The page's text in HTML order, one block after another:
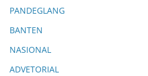
PANDEGLANG
BANTEN
NASIONAL
ADVETORIAL